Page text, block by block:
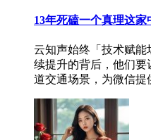
13年死磕一个真理这
云知声始终「技术赋
续提升的背后，他们
道交通场景，为微信提